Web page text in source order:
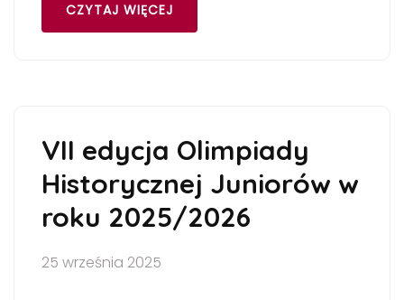
CZYTAJ WIĘCEJ
VII edycja Olimpiady
Historycznej Juniorów w
roku 2025/2026
25 września 2025